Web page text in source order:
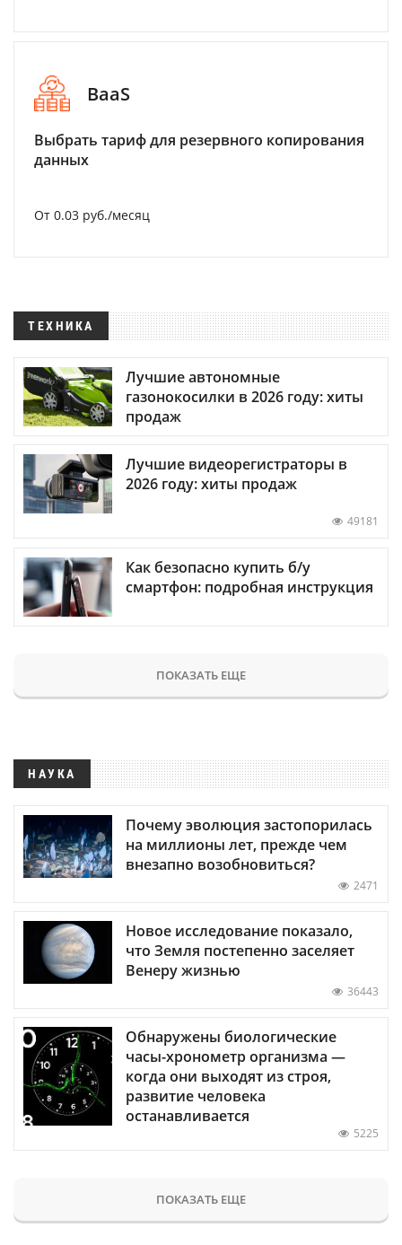
BaaS
Выбрать тариф для резервного копирования
данных
От 0.03 руб./месяц
ТЕХНИКА
Лучшие автономные
газонокосилки в 2026 году: хиты
продаж
Лучшие видеорегистраторы в
2026 году: хиты продаж
49181
Как безопасно купить б/у
смартфон: подробная инструкция
ПОКАЗАТЬ ЕЩЕ
НАУКА
Почему эволюция застопорилась
на миллионы лет, прежде чем
внезапно возобновиться?
2471
Новое исследование показало,
что Земля постепенно заселяет
Венеру жизнью
36443
Обнаружены биологические
часы-хронометр организма —
когда они выходят из строя,
развитие человека
останавливается
5225
ПОКАЗАТЬ ЕЩЕ